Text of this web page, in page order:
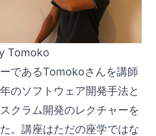
Tomoko
であるTomokoさんを講師
のソフトウェア開発手法と
クラム開発のレクチャーを
。講座はただの座学ではな